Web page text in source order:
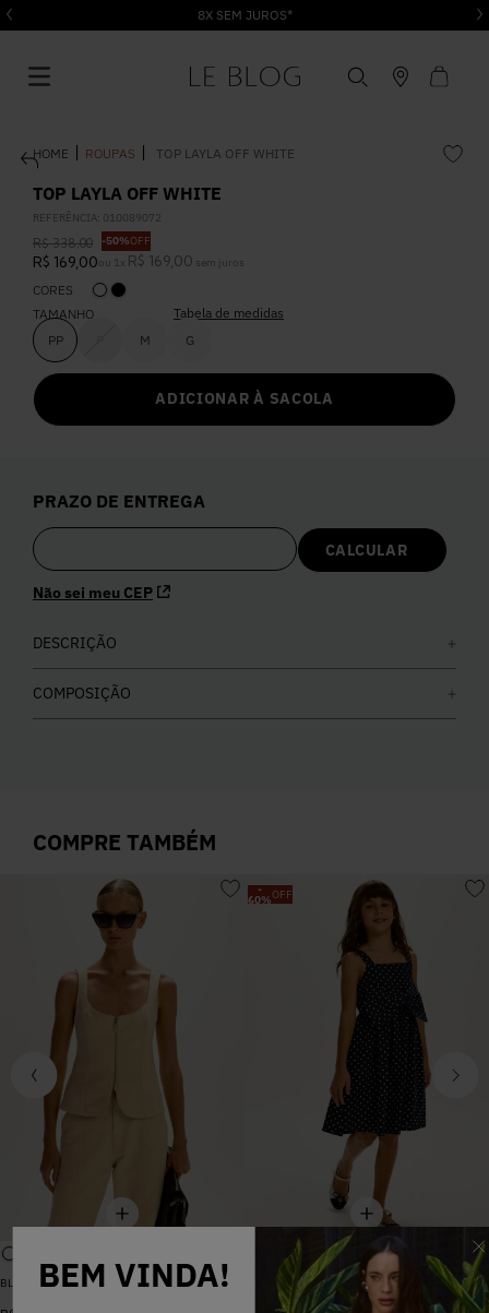
BEM VINDA!
8X SEM JUROS*
ROUPAS TOP LAYLA OFF WHITE
TOP LAYLA OFF WHITE
REFERÊNCIA: 010089072
R$ 338,00 -50%OFF
R$ 169,00 ou 1 x R$ 169 00 sem juros
CORES
TAMANHO
PP
M G
Tabela de medidas
ADICIONAR À SACOLA
PRAZO DE ENTREGA
Não sei meu CEP
DESCRIÇÃO
COMPOSIÇÃO
COMPRE TAMBÉM
BLUSA SARJA LARA PEROLA
-
60%OFF
VESTIDO MADALENA AZUL MARINHO DOT
R$ 398 00
1º Vestido
2º
5º Calça
6º Vestidos
7º Calça Jeans
Colete
10º Corselet